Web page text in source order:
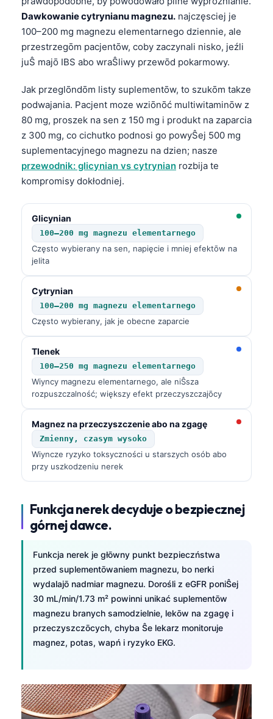
Dawkowanie cytrynianu magnezu. najczęsciej je
100–200 mg magnezu elementarnego dziennie, ale
przestrzegōm pacjentōw, coby zaczynali nisko, jeźli
juŜ majō IBS abo wraŜliwy przewōd pokarmowy.
Jak przeglōndōm listy suplementōw, to szukōm takze
podwajania. Pacjent moze wziōnōć multiwitaminōw z
80 mg, proszek na sen z 150 mg i produkt na zaparcia
z 300 mg, co cichutko podnosi go powyŜej 500 mg
suplementacyjnego magnezu na dzien; nasze
przewodnik: glicynian vs cytrynian rozbija te
kompromisy dokłodniej.
Glicynian
100–200 mg magnezu elementarnego
Często wybierany na sen, napięcie i mniej efektōw na
jelita
Cytrynian
100–200 mg magnezu elementarnego
Często wybierany, jak je obecne zaparcie
Tlenek
100–250 mg magnezu elementarnego
Wiyncy magnezu elementarnego, ale niŜsza
rozpuszczalność; większy efekt przeczyszczajōcy
Magnez na przeczyszczenie abo na zgagę
Zmienny, czasym wysoko
Wiyncze ryzyko toksyczności u starszych osób abo
przy uszkodzeniu nerek
Funkcja nerek decyduje o bezpiecznej
górnej dawce.
Funkcja nerek je głōwny punkt bezpieczństwa
przed suplementōwaniem magnezu, bo nerki
wydalajō nadmiar magnezu. Dorośli z eGFR poniŜej
30 mL/min/1.73 m² powinni unikać suplementōw
magnezu branych samodzielnie, lekōw na zgagę i
przeczyszczōcych, chyba Ŝe lekarz monitoruje
magnez, potas, wapń i ryzyko EKG.